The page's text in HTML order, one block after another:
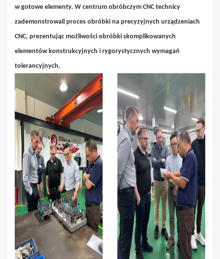
w gotowe elementy. W centrum obróbczym CNC technicy
zademonstrowali proces obróbki na precyzyjnych urządzeniach
CNC, prezentując możliwości obróbki skomplikowanych
elementów konstrukcyjnych i rygorystycznych wymagań
tolerancyjnych.